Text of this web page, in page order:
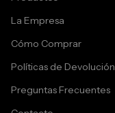
La Empresa
Cómo Comprar
Políticas de Devolución
Preguntas Frecuentes